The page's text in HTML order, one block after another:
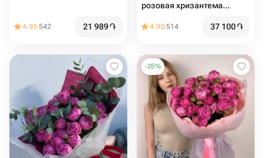
4.95542 21 989֏
розовая хризантема
4.90514 37 100֏
-25%